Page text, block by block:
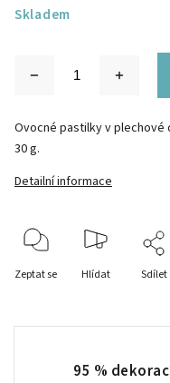
Skladem
Ovocné pastilky v plechové
30 g.
Detailní informace
Zeptat se Hlídat Sdílet
95 %